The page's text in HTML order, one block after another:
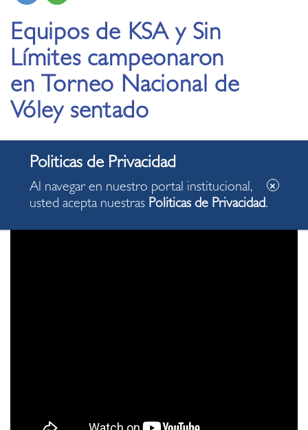
Equipos de KSA y Sin
Límites campeonaron
en Torneo Nacional de
Vóley sentado
Al navegar en nuestro portal institucional,
usted acepta nuestras Politicas de Privacidad.